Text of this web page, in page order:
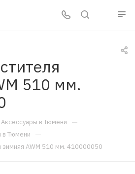
510 мм.
Аксессуары в Тюмени —
в Тюмени —
зимняя AWM 510 мм. 410000050